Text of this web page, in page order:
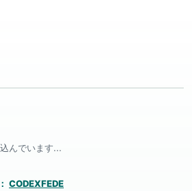
んでいます...
CODEXFEDE